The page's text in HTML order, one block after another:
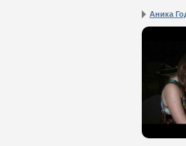
Аника